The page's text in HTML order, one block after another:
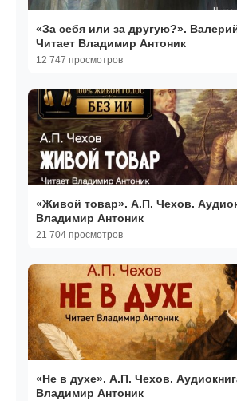
«За себя или за другую?».
Читает Владимир Антоник
12 747 просмотров
«Живой товар». А.П. Чехов.
Владимир Антоник
21 704 просмотров
«Не в духе». А.П. Чехов.
Владимир Антоник